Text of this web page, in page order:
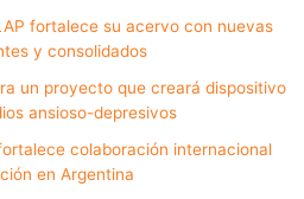
fortalece su acervo con nuevas
y consolidados
un proyecto que creará dispositivo
ansioso-depresivos
colaboración internacional
en Argentina